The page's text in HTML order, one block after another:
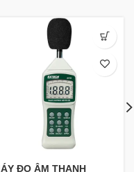
ĐO ÂM THANH